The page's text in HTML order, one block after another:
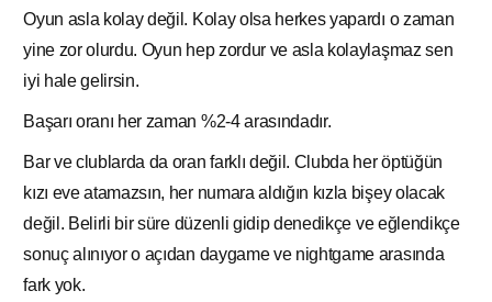
Oyun asla kolay değil. Kolay olsa herkes yapardı o zaman
yine zor olurdu. Oyun hep zordur ve asla kolaylaşmaz sen
iyi hale gelirsin.
Başarı oranı her zaman %2-4 arasındadır.
Bar ve clublarda da oran farklı değil. Clubda her öptüğün
kızı eve atamazsın, her numara aldığın kızla bişey olacak
değil. Belirli bir süre düzenli gidip denedikçe ve eğlendikçe
sonuç alınıyor o açıdan daygame ve nightgame arasında
fark yok.